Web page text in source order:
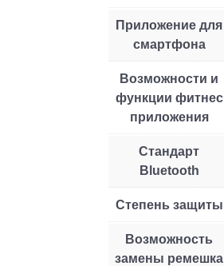
Приложение для
смартфона
Возможности и
функции фитнес
приложения
Стандарт
Bluetooth
Степень защиты
Возможность
замены ремешка